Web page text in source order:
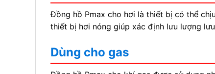
Đồng hồ Pmax cho hơi là thiết bị có thể
thiết bị hơi nóng giúp xác định lưu lượng
Dùng cho gas